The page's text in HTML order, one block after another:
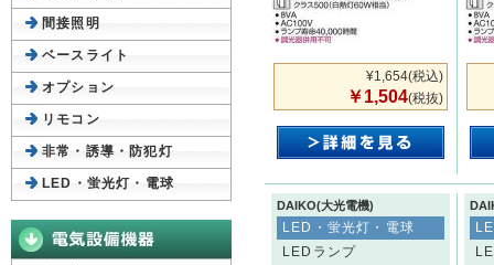
¥1,654(税込)
￥1,504(税抜)
DAIKO(大光電機)
LED・蛍光灯・電球
LEDランプ
間接照明
ベースライト
オプション
リモコン
非常・誘導・防犯灯
LED・蛍光灯・電球